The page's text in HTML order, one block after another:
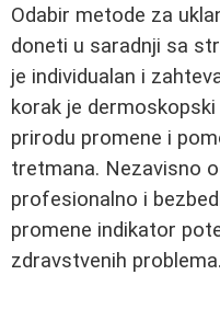
Odabir metode za
doneti u saradnji sa
je individualan i
korak je
prirodu promene i
tretmana. Nezavisno
profesionalno i
promene indikator
zdravstvenih problema.